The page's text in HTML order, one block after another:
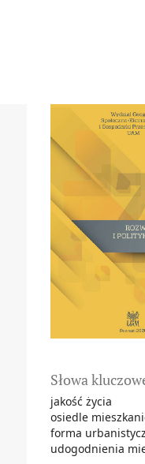
Słowa
jakość życia
osiedle
forma
udogodnienia